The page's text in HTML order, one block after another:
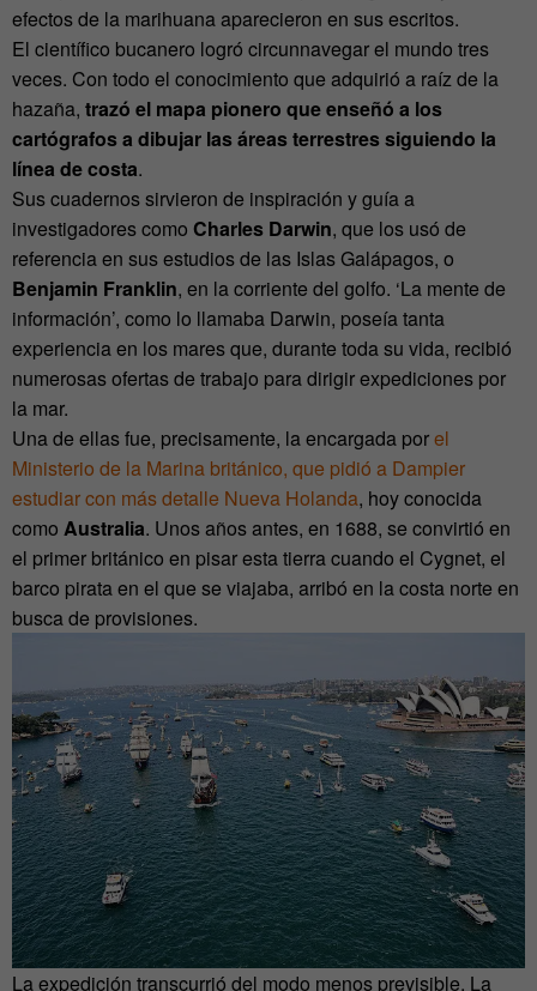
efectos de la marihuana aparecieron en sus escritos.
El científico bucanero logró circunnavegar el mundo tres
veces. Con todo el conocimiento que adquirió a raíz de la
hazaña, trazó el mapa pionero que enseñó a los
cartógrafos a dibujar las áreas terrestres siguiendo la
línea de costa.
Sus cuadernos sirvieron de inspiración y guía a
investigadores como Charles Darwin, que los usó de
referencia en sus estudios de las Islas Galápagos, o
Benjamin Franklin, en la corriente del golfo. ‘La mente de
información’, como lo llamaba Darwin, poseía tanta
experiencia en los mares que, durante toda su vida, recibió
numerosas ofertas de trabajo para dirigir expediciones por
la mar.
Una de ellas fue, precisamente, la encargada porel
Ministerio de la Marina británico, que pidió a Dampier
estudiar con más detalle Nueva Holanda, hoy conocida
como Australia. Unos años antes, en 1688, se convirtió en
el primer británico en pisar esta tierra cuando el Cygnet, el
barco pirata en el que se viajaba, arribó en la costa norte en
busca de provisiones.
La expedición transcurrió del modo menos previsible. La